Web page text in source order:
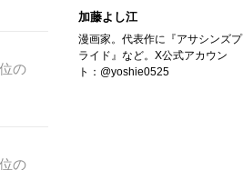
の
の
加藤よし江
漫画家。代表作に『アサシンズプ
ライド』など。X公式アカウン
ト：@yoshie0525